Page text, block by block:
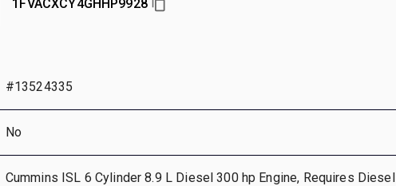
1FVACXCY4GHHP9928
#13524335
No
Cummins ISL 6 Cylinder 8.9 L Diesel 300 hp Engine, Requires Diesel